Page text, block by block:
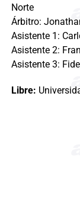
Norte
Árbitro:
Asistente 1:
Asistente 2:
Asistente 3:
Libre: